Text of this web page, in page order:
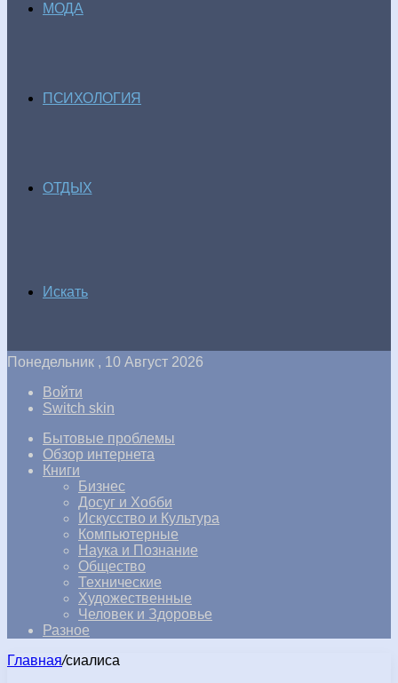
МОДА
ПСИХОЛОГИЯ
ОТДЫХ
Искать
Понедельник , 10 Август 2026
Войти
Switch skin
Бытовые проблемы
Обзор интернета
Книги
Бизнес
Досуг и Хобби
Искусство и Культура
Компьютерные
Наука и Познание
Общество
Технические
Художественные
Человек и Здоровье
Разное
Главная/сиалиса